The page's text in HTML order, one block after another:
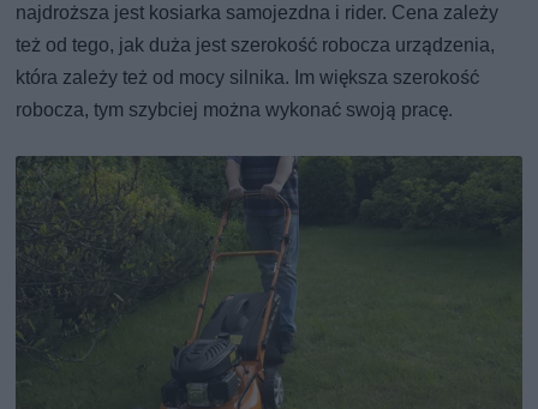
najdroższa jest kosiarka samojezdna i rider. Cena zależy
też od tego, jak duża jest szerokość robocza urządzenia,
która zależy też od mocy silnika. Im większa szerokość
robocza, tym szybciej można wykonać swoją pracę.